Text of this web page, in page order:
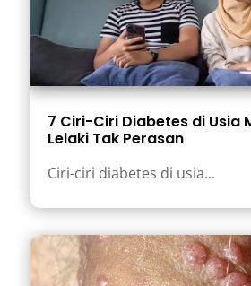
7 Ciri-Ciri Diabetes di Usia
Lelaki Tak Perasan
Ciri-ciri diabetes di usia...